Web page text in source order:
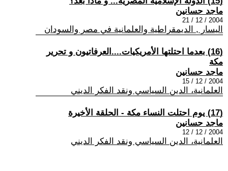
ماجد حسانين
2004 / 12 / 21
اليسار , الديمقراطية والعلمانية في مصر والسودان
(16) بعدما احتلتها الأمريكيات....العرفاتيون و تحرير
مكة
ماجد حسانين
2004 / 12 / 15
العلمانية، الدين السياسي ونقد الفكر الديني
(17) يوم احتلت النساء مكة - الحلقة الأخيرة
ماجد حسانين
2004 / 12 / 12
العلمانية، الدين السياسي ونقد الفكر الديني